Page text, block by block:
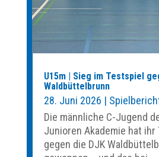
U15m | Sieg im Testspiel
Waldbüttelbrunn
28. Juni 2026 |
Die männliche C-Jugend
Junioren Akademie hat ihr
gegen die DJK